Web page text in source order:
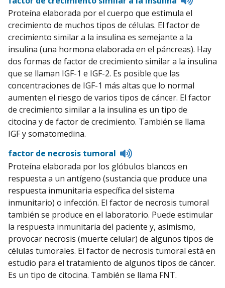
Proteína elaborada por el cuerpo que estimula el
crecimiento de muchos tipos de células. El factor de
crecimiento similar a la insulina es semejante a la
insulina (una hormona elaborada en el páncreas). Hay
dos formas de factor de crecimiento similar a la insulina
que se llaman IGF-1 e IGF-2. Es posible que las
concentraciones de IGF-1 más altas que lo normal
aumenten el riesgo de varios tipos de cáncer. El factor
de crecimiento similar a la insulina es un tipo de
citocina y de factor de crecimiento. También se llama
IGF y somatomedina.
factor de necrosis tumoral
Listen
to
pronunciation
Proteína elaborada por los glóbulos blancos en
respuesta a un antígeno (sustancia que produce una
respuesta inmunitaria específica del sistema
inmunitario) o infección. El factor de necrosis tumoral
también se produce en el laboratorio. Puede estimular
la respuesta inmunitaria del paciente y, asimismo,
provocar necrosis (muerte celular) de algunos tipos de
células tumorales. El factor de necrosis tumoral está en
estudio para el tratamiento de algunos tipos de cáncer.
Es un tipo de citocina. También se llama FNT.